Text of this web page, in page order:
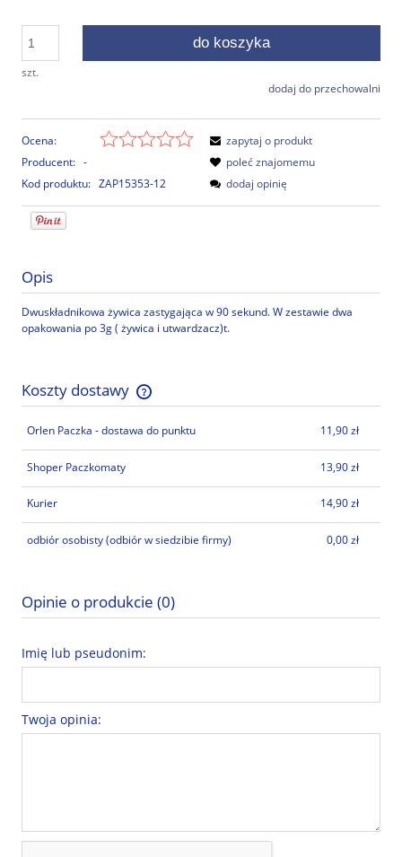
szt.
do koszyka
dodaj do przechowalni
Ocena:
Producent: -
Kod produktu: ZAP15353-12
zapytaj o produkt
poleć znajomemu
dodaj opinię
Opis
Dwuskładnikowa żywica zastygająca w 90 sekund. W zestawie dwa
opakowania po 3g ( żywica i utwardzacz)t.
Koszty dostawy
Cena nie zawiera ewentualnych kosztów płatności
Orlen Paczka - dostawa do punktu 11,90 zł
Shoper Paczkomaty 13,90 zł
Kurier 14,90 zł
odbiór osobisty(odbiór w siedzibie firmy) 0,00 zł
Opinie o produkcie (0)
Imię lub pseudonim:
Twoja opinia: